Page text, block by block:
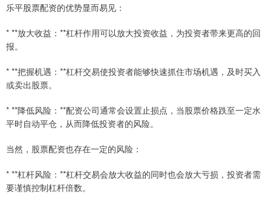
乐平股票配资的优势显而易见：
* **放大收益：**杠杆作用可以放大投资收益，为投资者带来更高的回
报。
* **把握机遇：**杠杆交易使投资者能够快速抓住市场机遇，及时买入
或卖出股票。
* **降低风险：**配资公司通常会设置止损点，当股票价格跌至一定水
平时自动平仓，从而降低投资者的风险。
当然，股票配资也存在一定的风险：
* **杠杆风险：**杠杆交易会放大收益的同时也会放大亏损，投资者需
要谨慎控制杠杆倍数。